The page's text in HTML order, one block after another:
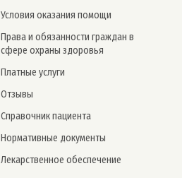
Условия оказания помощи
Права и обязанности граждан в
сфере охраны здоровья
Платные услуги
Отзывы
Справочник пациента
Нормативные документы
Лекарственное обеспечение